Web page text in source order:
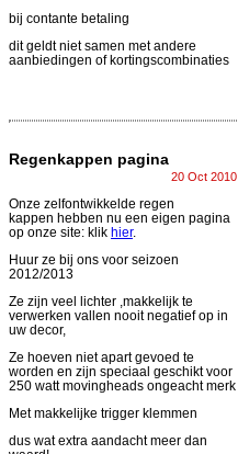
bij contante betaling
dit geldt niet samen met andere
aanbiedingen of kortingscombinaties
Regenkappen pagina
20 Oct 2010
Onze zelfontwikkelde regen
kappen hebben nu een eigen pagina
op onze site: klik hier.
Huur ze bij ons voor seizoen
2012/2013
Ze zijn veel lichter ,makkelijk te
verwerken vallen nooit negatief op in
uw decor,
Ze hoeven niet apart gevoed te
worden en zijn speciaal geschikt voor
250 watt movingheads ongeacht merk
Met makkelijke trigger klemmen
dus wat extra aandacht meer dan